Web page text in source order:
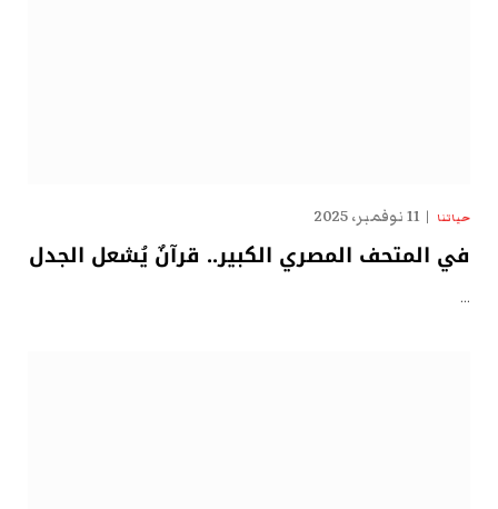
حياتنا 11 نوفمبر، 2025
في المتحف المصري الكبير.. قرآنٌ يُشعل الجدل
…